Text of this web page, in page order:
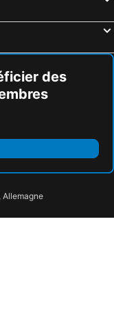
des
Allemagne